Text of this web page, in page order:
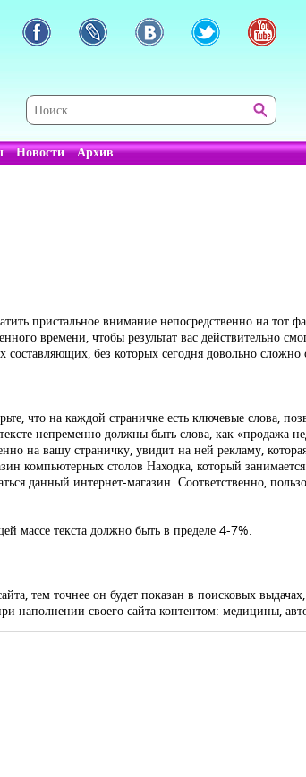
Новости Архив
пристальное внимание непосредственно на тот
времени, чтобы результат вас действительно
без которых сегодня довольно
что на каждой страничке есть ключевые слова,
непременно должны быть слова, как
на вашу страничку, увидит на ней рекламу,
компьютерных столов Находка, который
данный интернет-магазин. Соответственно,
массе текста должно быть в пределе 4-7%.
тем точнее он будет показан в поисковых
наполнении своего сайта контентом: медицины,